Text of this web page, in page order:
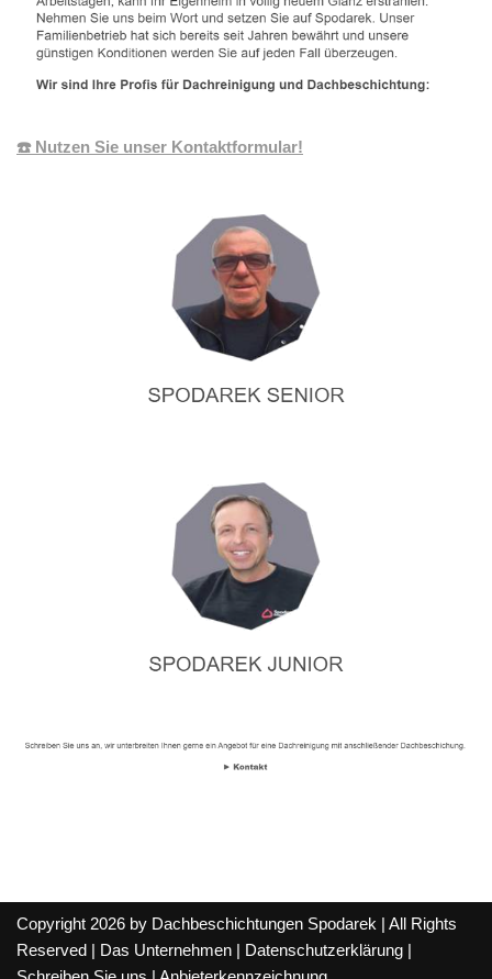
☎️ Nutzen Sie unser Kontaktformular!
Copyright 2026 by Dachbeschichtungen Spodarek | All Rights
Reserved |
Das Unternehmen Datenschutzerklärung